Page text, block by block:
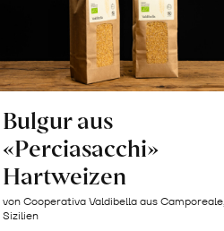
Bulgur aus
«Perciasacchi»
Hartweizen
von Cooperativa Valdibella aus Camporeale,
Sizilien